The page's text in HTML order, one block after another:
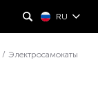
RU
/ Электросамокаты